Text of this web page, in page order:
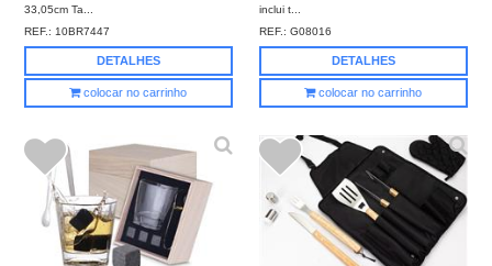
33,05cm Ta...
REF.: 10BR7447
DETALHES
colocar no carrinho
inclui t...
REF.:G08016
DETALHES
colocar no carrinho